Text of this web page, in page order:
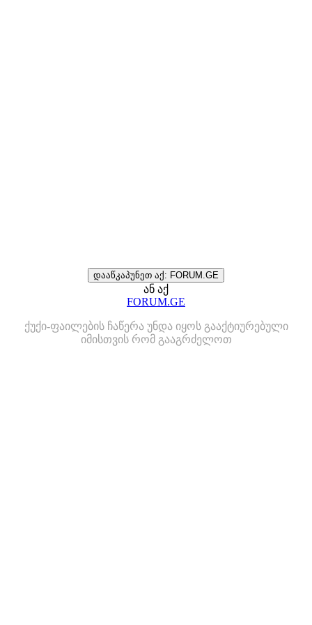
დააწკაპუნეთ აქ: FORUM.GE
ან აქ
FORUM.GE
ქუქი-ფაილების ჩაწერა უნდა იყოს გააქტიურებული
იმისთვის რომ გააგრძელოთ